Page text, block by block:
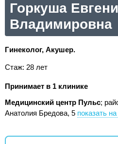
Горкуша
Владимировна
Гинеколог, Акушер.
Стаж: 28 лет
Принимает в 1 клинике
Медицинский центр Пульс;
Анатолия Бредова, 5 показать